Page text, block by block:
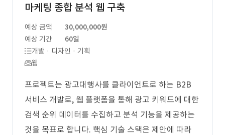
마케팅 종합 분석 웹 구축
예상 금액
30,000,000원
예상 기간
60일
개발 · 디자인 · 기획
웹
프로젝트는 광고대행사를 클라이언트로 하는 B2B
서비스 개발로, 웹 플랫폼을 통해 광고 키워드에 대한
검색 순위 데이터를 수집하고 분석 기능을 제공하는
것을 목표로 합니다. 핵심 기술 스택은 제안에 따라